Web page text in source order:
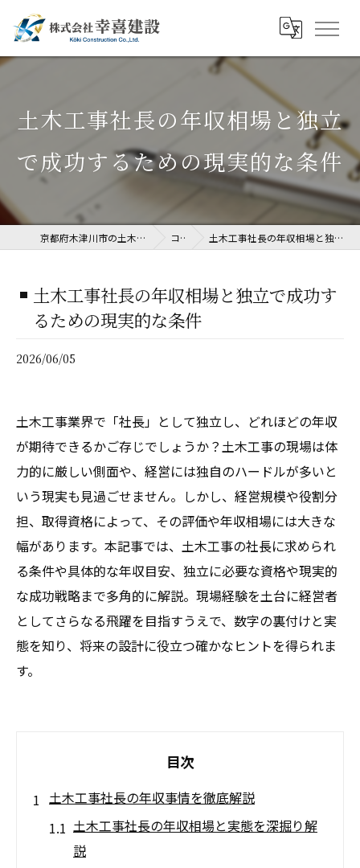
土木工事社長の年収相場と独立
で成功するための現実的な条件
京都府木津川市の土木工事なら株式会社幸喜建設 コラム 土木工事社長の年収相場と独立で成功するための現実的な条件
土木工事社長の年収相場と独立で成功す
るための現実的な条件
2026/06/05
土木工事業界で「社長」として独立し、どれほどの年収
が期待できるかご存じでしょうか？土木工事の現場は体
力的に厳しい側面や、経営には独自のハードルが多いと
いう現実も見過ごせません。しかし、経営規模や役割分
担、取得資格によって、その評価や年収相場には大きな
幅があります。本記事では、土木工事の社長に求められ
る条件や具体的な年収目安、独立に必要な資格や現実的
な成功戦略まで多角的に解説。現場経験を土台に経営者
としてさらなる飛躍を目指すうえで、数字の裏付けと実
態を知り、将来の設計に役立つ確かなヒントを得られま
す。
目次
土木工事社長の年収事情を徹底解説
土木工事社長の年収相場と実態を深掘り解
説